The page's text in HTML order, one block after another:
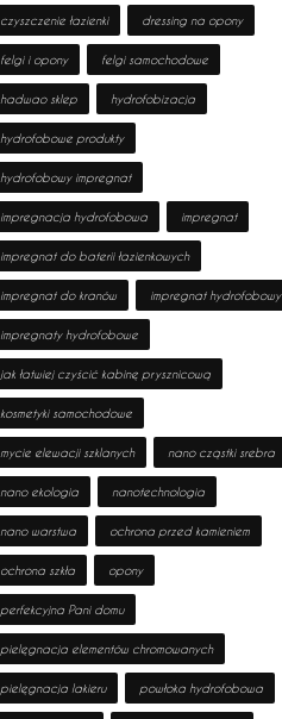
czyszczenie łazienki dressing na opony
felgi i opony felgi samochodowe
hadwao sklep hydrofobizacja
hydrofobowe produkty
hydrofobowy impregnat
impregnacja hydrofobowa impregnat
impregnat do baterii łazienkowych
impregnat do kranów impregnat hydrofobowy
impregnaty hydrofobowe
jak łatwiej czyścić kabinę prysznicową
kosmetyki samochodowe
mycie elewacji szklanych nano cząstki srebra
nano ekologia nanotechnologia
nano warstwa ochrona przed kamieniem
ochrona szkła opony
perfekcyjna Pani domu
pielęgnacja elementów chromowanych
pielęgnacja lakieru powłoka hydrofobowa